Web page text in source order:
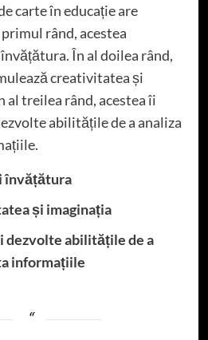
carte în educație are
rând, acestea
În al doilea rând,
creativitatea și
al treilea rând, acestea îi
abilitățile de a analiza
învățătura
și imaginația
dezvolte abilitățile de a
informațiile